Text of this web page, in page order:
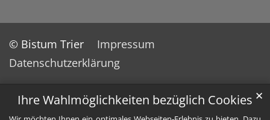
Ihre Wahlmöglichkeiten bezüglich Cookies ✕
© Bistum Trier
Impressum
Datenschutzerklärung